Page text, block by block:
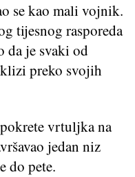
se kao mali vojnik.
tijesnog rasporeda
da je svaki od
preko svojih
vrtuljka na
jedan niz
do pete.